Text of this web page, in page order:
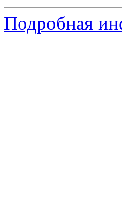
Подробная